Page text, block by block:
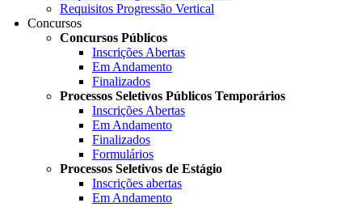
Requisitos Progressão Vertical
Concursos
Concursos Públicos
Inscrições Abertas
Em Andamento
Finalizados
Processos Seletivos Públicos Temporários
Inscrições Abertas
Em Andamento
Finalizados
Formulários
Processos Seletivos de Estágio
Inscrições abertas
Em Andamento